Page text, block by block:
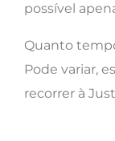
possível
Quanto
Pode variar,
recorrer à